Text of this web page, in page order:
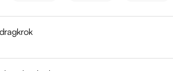
om bilen: